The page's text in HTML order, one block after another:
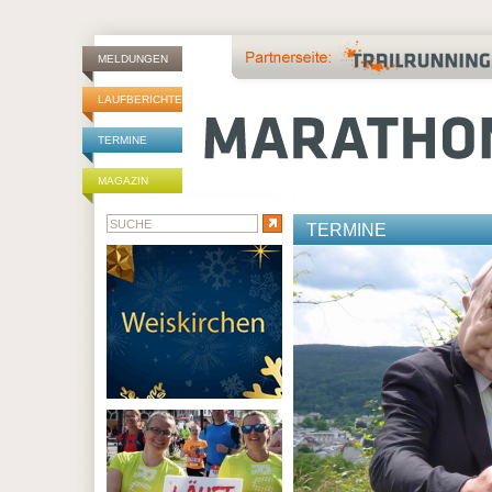
MELDUNGEN
LAUFBERICHTE
TERMINE
MAGAZIN
TERMINE